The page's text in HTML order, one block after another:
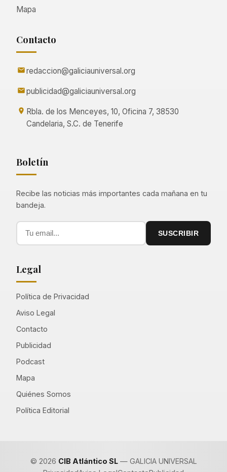
Mapa
Contacto
redaccion@galiciauniversal.org
publicidad@galiciauniversal.org
Rbla. de los Menceyes, 10, Oficina 7, 38530
Candelaria, S.C. de Tenerife
Boletín
Recibe las noticias más importantes cada mañana en tu
bandeja.
SUSCRIBIR
Legal
Política de Privacidad
Aviso Legal
Contacto
Publicidad
Podcast
Mapa
Quiénes Somos
Política Editorial
© 2026 CIB Atlántico SL— GALICIA UNIVERSAL